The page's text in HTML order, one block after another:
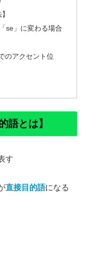
se」に変わる場合
のアクセント位
語とは】
す
直接目的語になる